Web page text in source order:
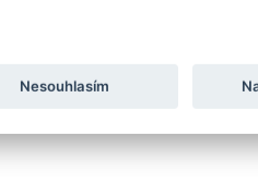
detaily pro výrobu brány jsou
Nesouhlasím